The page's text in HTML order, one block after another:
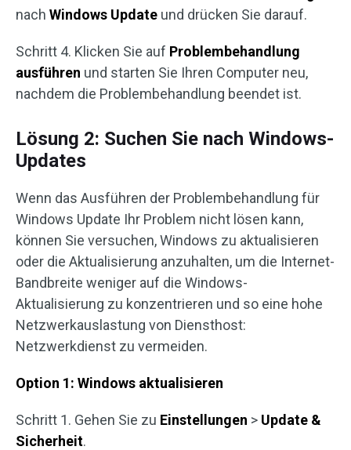
nach Windows Update und drücken Sie darauf.
Schritt 4. Klicken Sie auf Problembehandlung
ausführen und starten Sie Ihren Computer neu,
nachdem die Problembehandlung beendet ist.
Lösung 2: Suchen Sie nach Windows-
Updates
Wenn das Ausführen der Problembehandlung für
Windows Update Ihr Problem nicht lösen kann,
können Sie versuchen, Windows zu aktualisieren
oder die Aktualisierung anzuhalten, um die Internet-
Bandbreite weniger auf die Windows-
Aktualisierung zu konzentrieren und so eine hohe
Netzwerkauslastung von Diensthost:
Netzwerkdienst zu vermeiden.
Option 1: Windows aktualisieren
Schritt 1. Gehen Sie zu Einstellungen > Update &
Sicherheit.